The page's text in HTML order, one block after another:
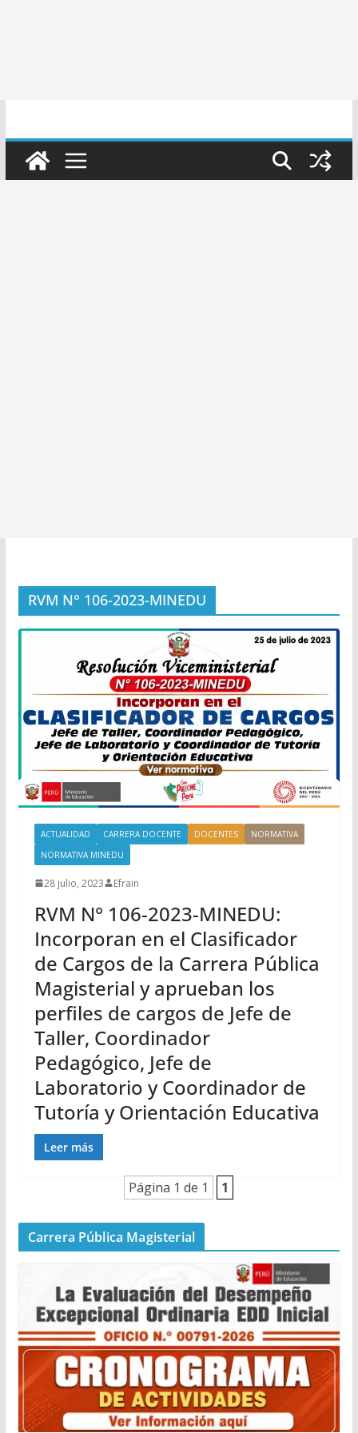
RVM N° 106-2023-MINEDU
ACTUALIDAD CARRERA DOCENTE DOCENTES
NORMATIVA
NORMATIVA MINEDU
28 julio, 2023 Efrain
RVM N° 106-2023-MINEDU:
Incorporan en el Clasificador
de Cargos de la Carrera Pública
Magisterial y aprueban los
perfiles de cargos de Jefe de
Taller, Coordinador
Pedagógico, Jefe de
Laboratorio y Coordinador de
Tutoría y Orientación Educativa
Leer más
Página 1 de 1 1
Carrera Pública Magisterial